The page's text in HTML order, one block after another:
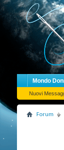
Mondo
Nuovi
Forum